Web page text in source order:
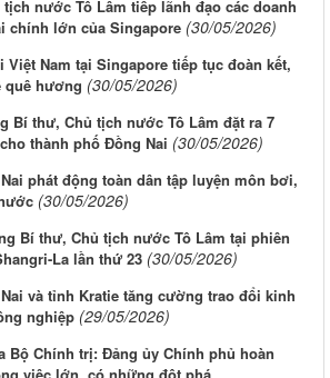
nước Tô Lâm tiếp lãnh đạo các doanh
chính lớn của Singapore (30/05/2026)
Nam tại Singapore tiếp tục đoàn kết,
quê hương (30/05/2026)
Bí thư, Chủ tịch nước Tô Lâm đặt ra 7
thành phố Đồng Nai (30/05/2026)
phát động toàn dân tập luyện môn bơi,
(30/05/2026)
Bí thư, Chủ tịch nước Tô Lâm tại phiên
La lần thứ 23 (30/05/2026)
và tỉnh Kratie tăng cường trao đổi kinh
nghiệp (29/05/2026)
Bộ Chính trị: Đảng ủy Chính phủ hoàn